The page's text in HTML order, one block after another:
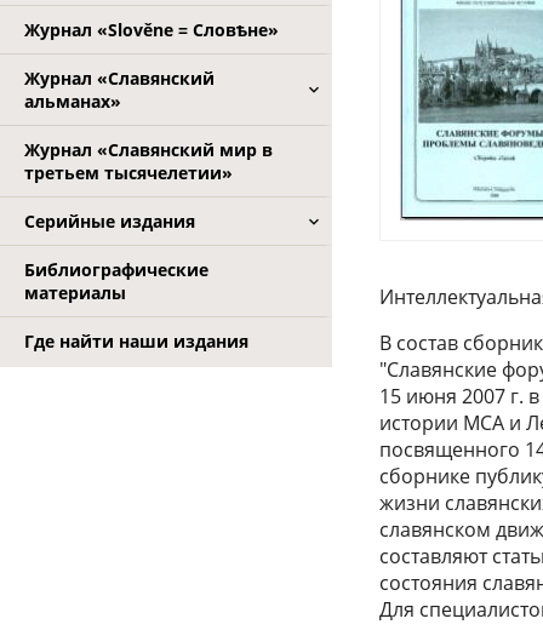
Журнал «Slověne = Словѣне»
Журнал «Славянский
альманах»
Журнал «Славянский мир в
третьем тысячелетии»
Серийные издания
Библиографические
материалы
Где найти наши издания
В состав
"Славянские
15 июня 2007 г.
истории МСА и
посвященного
сборнике
жизни
славянском
составляют
состояния
Для